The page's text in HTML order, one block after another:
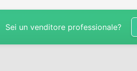
Sei un venditore professionale?